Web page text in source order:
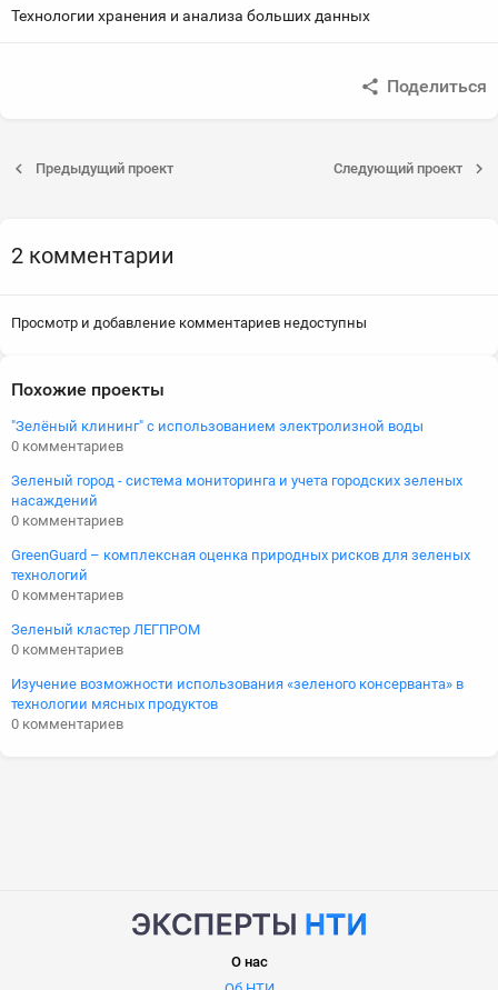
Технологии хранения и анализа больших данных
Поделиться
Предыдущий проект Следующий проект
2 комментарии
Просмотр и добавление комментариев недоступны
Похожие проекты
"Зелёный клининг" с использованием электролизной воды
0 комментариев
Зеленый город - система мониторинга и учета городских зеленых
насаждений
0 комментариев
GreenGuard – комплексная оценка природных рисков для зеленых
технологий
0 комментариев
Зеленый кластер ЛЕГПРОМ
0 комментариев
Изучение возможности использования «зеленого консерванта» в
технологии мясных продуктов
0 комментариев
О нас